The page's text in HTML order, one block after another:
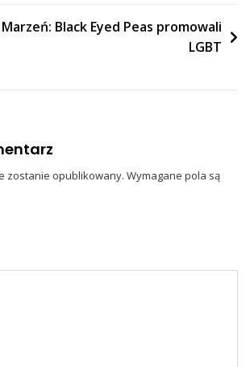
Black Eyed Peas promowali
LGBT
zostanie opublikowany. Wymagane pola są